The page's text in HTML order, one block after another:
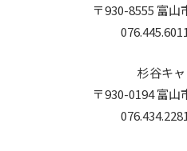
〒930-8555 富山
杉谷キ
〒930-0194 富山